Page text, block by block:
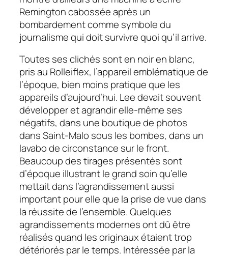
Remington cabossée après un
bombardement comme symbole du
journalisme qui doit survivre quoi qu’il arrive.
Toutes ses clichés sont en noir en blanc,
pris au Rolleiflex, l’appareil emblématique de
l’époque, bien moins pratique que les
appareils d’aujourd’hui. Lee devait souvent
développer et agrandir elle-même ses
négatifs, dans une boutique de photos
dans Saint-Malo sous les bombes, dans un
lavabo de circonstance sur le front.
Beaucoup des tirages présentés sont
d’époque illustrant le grand soin qu’elle
mettait dans l’agrandissement aussi
important pour elle que la prise de vue dans
la réussite de l’ensemble. Quelques
agrandissements modernes ont dû être
réalisés quand les originaux étaient trop
détériorés par le temps. Intéressée par la